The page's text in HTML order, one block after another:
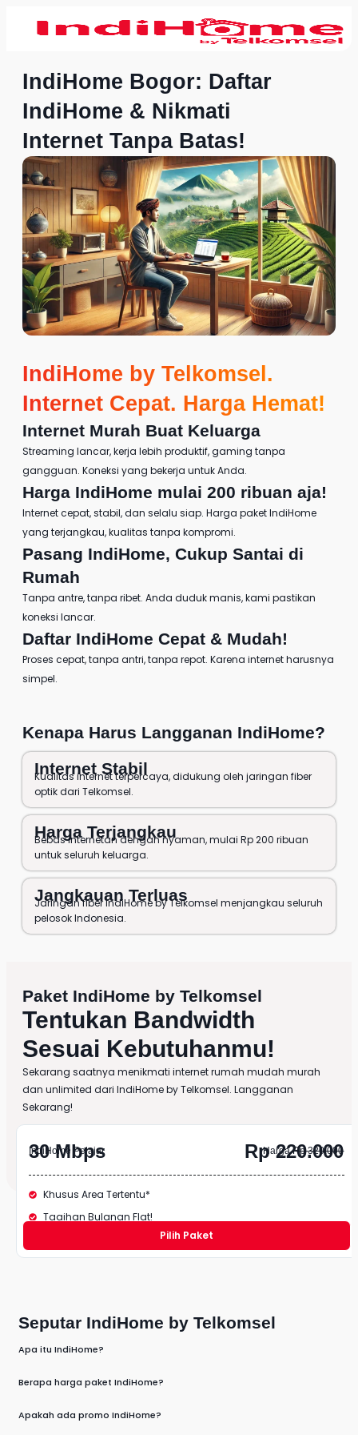
IndiHome Bogor: Daftar
IndiHome & Nikmati
Internet Tanpa Batas!
IndiHome by Telkomsel .
Internet Cepat. Harga Hemat!
Internet Murah Buat Keluarga
Streaming lancar, kerja lebih produktif, gaming tanpa
gangguan. Koneksi yang bekerja untuk Anda.
Harga IndiHome mulai 200 ribuan aja!
Internet cepat, stabil, dan selalu siap. Harga paket IndiHome
yang terjangkau, kualitas tanpa kompromi.
Pasang IndiHome, Cukup Santai di
Rumah
Tanpa antre, tanpa ribet. Anda duduk manis, kami pastikan
koneksi lancar.
Daftar IndiHome Cepat & Mudah!
Proses cepat, tanpa antri, tanpa repot. Karena internet harusnya
simpel.
Kenapa Harus Langganan IndiHome?
Internet Stabil
Kualitas internet terpercaya, didukung oleh jaringan fiber
optik dari Telkomsel.
Harga Terjangkau
Bebas internetan dengan nyaman, mulai Rp 200 ribuan
untuk seluruh keluarga.
Jangkauan Terluas
Jaringan fiber IndiHome by Telkomsel menjangkau seluruh
pelosok Indonesia.
Paket IndiHome by Telkomsel
Tentukan Bandwidth
Sesuai Kebutuhanmu!
Sekarang saatnya menikmati internet rumah mudah murah
dan unlimited dari IndiHomebyTelkomsel. Langganan
Sekarang!
IndiHome Pelajar
30 Mbps HargaRp 320.000
Rp 220.000
Khusus Area Tertentu*
Tagihan Bulanan Flat!
Pilih Paket
Seputar IndiHome by Telkomsel
Apa itu IndiHome?
Berapa harga paket IndiHome?
Apakah ada promo IndiHome?